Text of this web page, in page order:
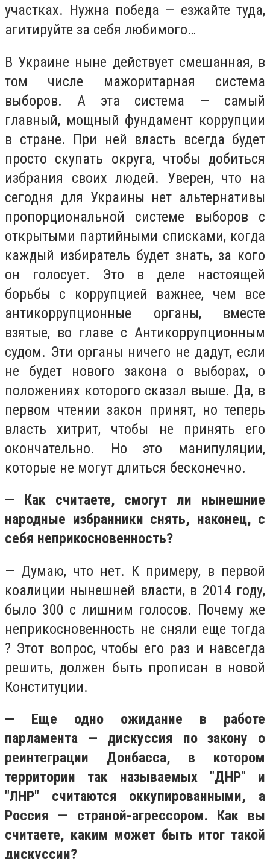
участках. Нужна победа — езжайте туда,
агитируйте за себя любимого…
В Украине ныне действует смешанная, в
том числе мажоритарная система
выборов. А эта система — самый
главный, мощный фундамент коррупции
в стране. При ней власть всегда будет
просто скупать округа, чтобы добиться
избрания своих людей. Уверен, что на
сегодня для Украины нет альтернативы
пропорциональной системе выборов с
открытыми партийными списками, когда
каждый избиратель будет знать, за кого
он голосует. Это в деле настоящей
борьбы с коррупцией важнее, чем все
антикоррупционные органы, вместе
взятые, во главе с Антикоррупционным
судом. Эти органы ничего не дадут, если
не будет нового закона о выборах, о
положениях которого сказал выше. Да, в
первом чтении закон принят, но теперь
власть хитрит, чтобы не принять его
окончательно. Но это манипуляции,
которые не могут длиться бесконечно.
— Как считаете, смогут ли нынешние
народные избранники снять, наконец, с
себя неприкосновенность?
— Думаю, что нет. К примеру, в первой
коалиции нынешней власти, в 2014 году,
было 300 с лишним голосов. Почему же
неприкосновенность не сняли еще тогда
? Этот вопрос, чтобы его раз и навсегда
решить, должен быть прописан в новой
Конституции.
— Еще одно ожидание в работе
парламента — дискуссия по закону о
реинтеграции Донбасса, в котором
территории так называемых "ДНР" и
"ЛНР" считаются оккупированными, а
Россия — страной-агрессором. Как вы
считаете, каким может быть итог такой
дискуссии?